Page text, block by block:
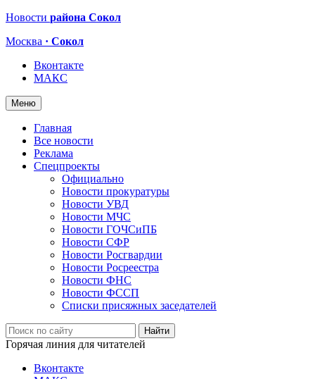
Новости района Сокол
Москва · Сокол
Вконтакте
МАКС
Меню
Главная
Все новости
Реклама
Спецпроекты
Официально
Новости прокуратуры
Новости УВД
Новости МЧС
Новости ГОЧСиПБ
Новости СФР
Новости Росгвардии
Новости Росреестра
Новости ФНС
Новости ФССП
Списки присяжных заседателей
Горячая линия для читателей
Вконтакте